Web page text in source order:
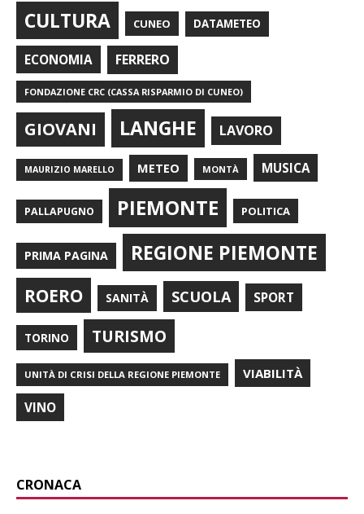
CULTURA CUNEO DATAMETEO
ECONOMIA FERRERO
FONDAZIONE CRC (CASSA RISPARMIO DI CUNEO)
GIOVANI LANGHE LAVORO
MAURIZIO MARELLO METEO MONTÀ MUSICA
PALLAPUGNO PIEMONTE POLITICA
PRIMA PAGINA REGIONE PIEMONTE
ROERO SANITÀ SCUOLA SPORT
TORINO TURISMO
UNITÀ DI CRISI DELLA REGIONE PIEMONTE VIABILITÀ
VINO
CRONACA